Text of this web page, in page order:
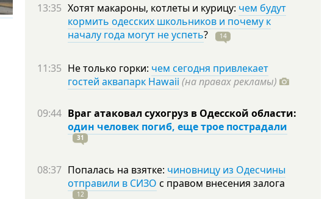
13:35 Хотят макароны, котлеты и курицу: чем будут
кормить одесских школьников и почему к
началу года могут не успеть? 14
11:35 Не только горки: чем сегодня привлекает
гостей аквапарк Hawaii (на правах рекламы)
09:44 Враг атаковал сухогруз в Одесской области:
один человек погиб, еще трое пострадали
31
08:37 Попалась на взятке: чиновницу из Одесчины
отправили в СИЗО с правом внесения залога
12